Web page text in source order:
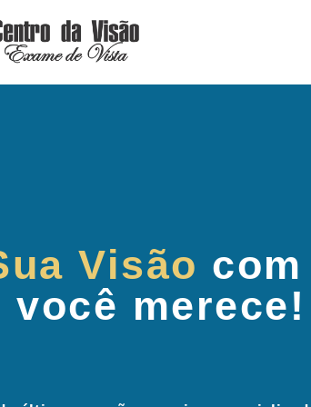
Visão
merece!